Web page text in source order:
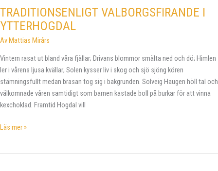
TRADITIONSENLIGT VALBORGSFIRANDE I
YTTERHOGDAL
AvMattias Mirårs
Vintern rasat ut bland våra fjällar; Drivans blommor smälta ned och dö; Himlen
ler i vårens ljusa kvällar; Solen kysser liv i skog och sjö sjöng kören
stämningsfullt medan brasan tog sig i bakgrunden. Solveig Haugen höll tal och
välkomnade våren samtidigt som barnen kastade boll på burkar för att vinna
kexchoklad. Framtid Hogdal vill
TRADITIONSENLIGT
Läs mer »